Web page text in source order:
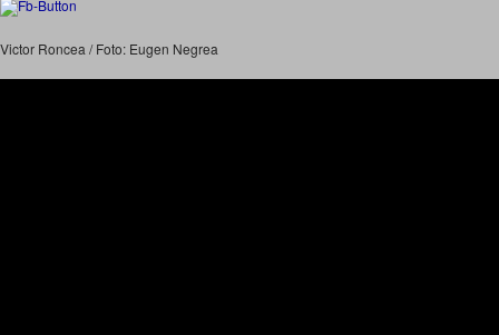
Victor Roncea / Foto: Eugen Negrea